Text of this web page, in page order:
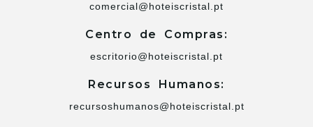
comercial@hoteiscristal.pt
Centro de Compras:
escritorio@hoteiscristal.pt
Recursos Humanos:
recursoshumanos@hoteiscristal.pt